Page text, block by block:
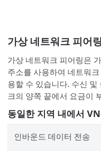
가상 네트워크 피어링
가상 네트워크 피어링은
주소를 사용하여 네트워
용할 수 있습니다. 수신
크의 양쪽 끝에서 요금이
동일한 지역 내에서
인바운드 데이터 전송